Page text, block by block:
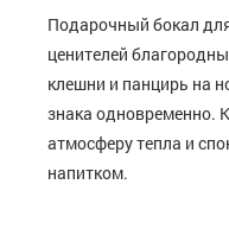
Подарочный бокал
ценителей
клешни и панцирь на
знака одновременно.
атмосферу тепла и
напитком.